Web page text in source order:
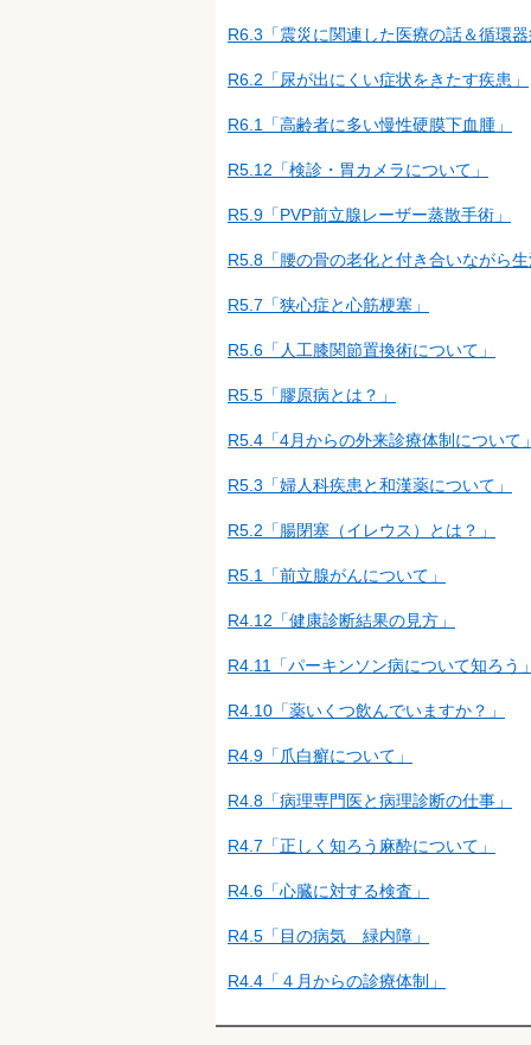
R6.3「震災に関連した医療の話＆循環器
R6.2「尿が出にくい症状をきたす疾患」
R6.1「高齢者に多い慢性硬膜下血腫」
R5.12「検診・胃カメラについて」
R5.9「PVP前立腺レーザー蒸散手術」
R5.8「腰の骨の老化と付き合いながら生
R5.7「狭心症と心筋梗塞」
R5.6「人工膝関節置換術について」
R5.5「膠原病とは？」
R5.4「4月からの外来診療体制について」
R5.3「婦人科疾患と和漢薬について」
R5.2「腸閉塞（イレウス）とは？」
R5.1「前立腺がんについて」
R4.12「健康診断結果の見方」
R4.11「パーキンソン病について知ろう」
R4.10「薬いくつ飲んでいますか？」
R4.9「爪白癬について」
R4.8「病理専門医と病理診断の仕事」
R4.7「正しく知ろう麻酔について」
R4.6「心臓に対する検査」
R4.5「目の病気 緑内障」
R4.4「４月からの診療体制」